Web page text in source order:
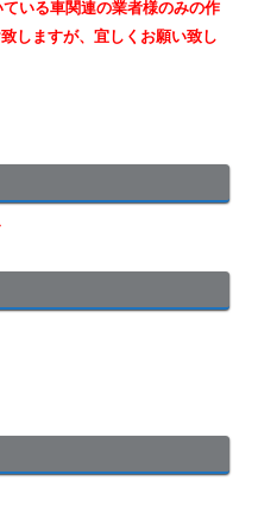
いる車関連の業者様のみの作
しますが、宜しくお願い致し